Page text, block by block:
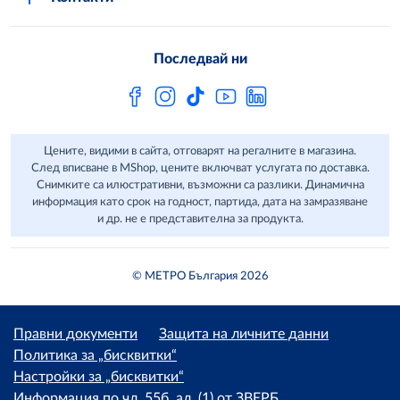
Последвай ни
Цените, видими в сайта, отговарят на регалните в магазина.
След вписване в MShop, цените включват услугата по доставка.
Снимките са илюстративни, възможни са разлики. Динамична
информация като срок на годност, партида, дата на замразяване
и др. не е представителна за продукта.
© МЕТРО България 2026
Правни документи
Защита на личните данни
Политика за „бисквитки“
Настройки за „бисквитки“